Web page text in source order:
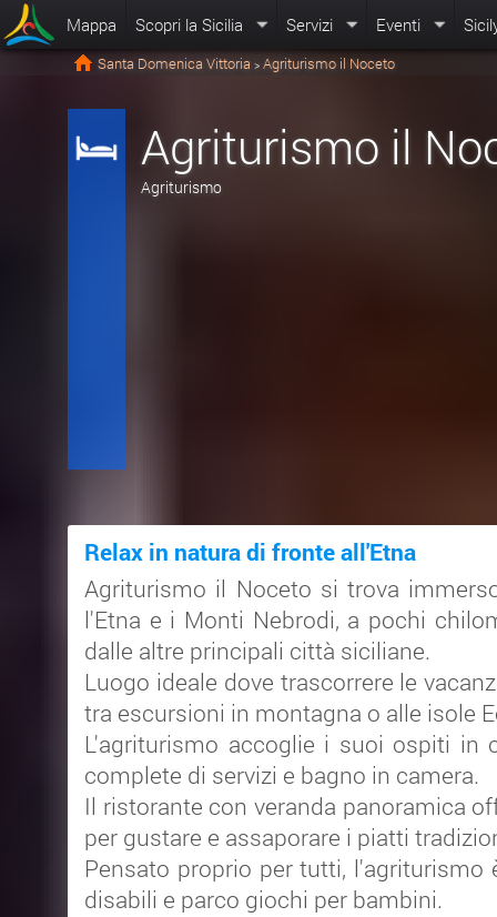
Mappa Scopri la Sicilia Servizi Eventi
Santa Domenica Vittoria > Agriturismo il Noceto
Agriturismo il
Agriturismo
Relax in natura di fronte all'Etna
Agriturismo il Noceto si trova
l'Etna e i Monti Nebrodi, a pochi
dalle altre principali città siciliane.
Luogo ideale dove trascorrere le
tra escursioni in montagna o alle isole
L'agriturismo accoglie i suoi ospiti in
complete di servizi e bagno in camera.
Il ristorante con veranda panoramica
per gustare e assaporare i piatti
Pensato proprio per tutti, l'agriturismo
disabili e parco giochi per bambini.